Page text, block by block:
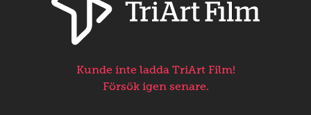
Kunde inte ladda TriArt Film!
Försök igen senare.